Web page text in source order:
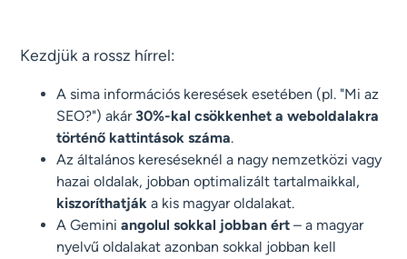
Kezdjük a rossz hírrel:
A sima információs keresések esetében (pl. "Mi az
SEO?") akár 30%-kal csökkenhet a weboldalakra
történő kattintások száma.
Az általános kereséseknél a nagy nemzetközi vagy
hazai oldalak, jobban optimalizált tartalmaikkal,
kiszoríthatják a kis magyar oldalakat.
A Geminiangolul sokkal jobban ért – a magyar
nyelvű oldalakat azonban sokkal jobban kell